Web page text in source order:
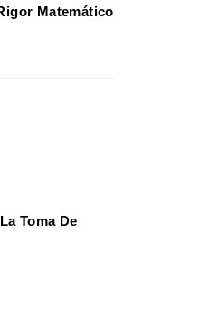
Matemático
Toma De